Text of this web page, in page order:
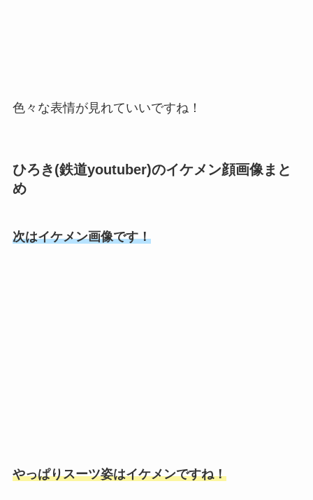
色々な表情が見れていいですね！
ひろき(鉄道youtuber)のイケメン顔画像まと
め
次はイケメン画像です！
やっぱりスーツ姿はイケメンですね！